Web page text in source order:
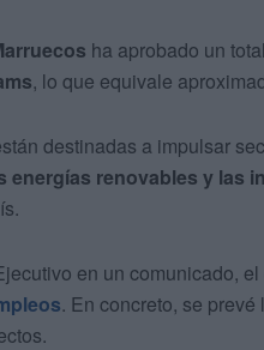
ha aprobado un
, lo que equivale
destinadas a impulsar
energías renovables y las
en un comunicado,
. En concreto, se